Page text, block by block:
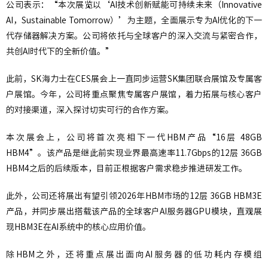
公司表示：“本次展览以‘AI技术创新赋能可持续未来（Innovative
AI，Sustainable Tomorrow）’为主题，全面展示专为AI优化的下一
代存储器解决方案。公司将依托与全球客户的深入交流与紧密合作，
共创AI时代下的全新价值。”
此前，SK海力士在CES展会上一直同步运营SK集团联合展馆及专属客
户展馆。今年，公司将重点聚焦专属客户展馆，着力拓展与核心客户
的对接渠道，深入探讨切实可行的合作方案。
本次展会上，公司将首次亮相下一代HBM产品“16层 48GB
HBM4”。该产品是继此前实现业界最高速率11.7Gbps的12层 36GB
HBM4之后的后续版本，目前正根据客户需求稳步推进研发工作。
此外，公司还将展出有望引领2026年HBM市场的12层 36GB HBM3E
产品，并同步展出搭载该产品的全球客户AI服务器GPU模块，直观展
现HBM3E在AI系统中的核心应用价值。
除HBM之外，还将重点展出面向AI服务器的低功耗内存模组